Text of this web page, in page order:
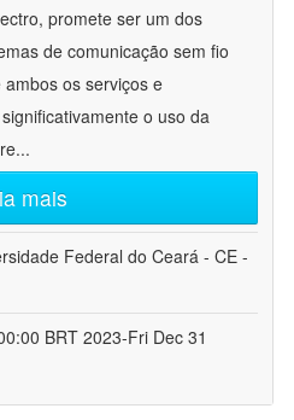
promete ser um dos
de comunicação sem fio
os serviços e
o uso da
...
mais
Federal do Ceará - CE -
BRT 2023-Fri Dec 31